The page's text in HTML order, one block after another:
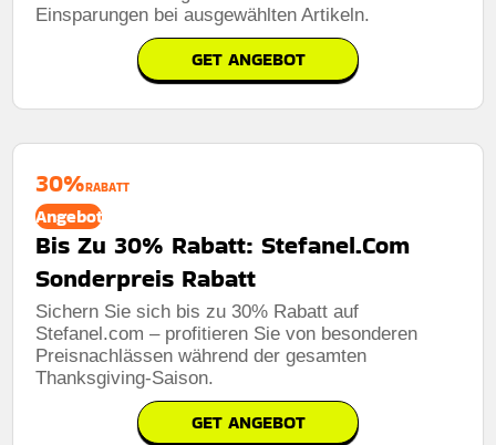
Einsparungen bei ausgewählten Artikeln.
GET ANGEBOT
30%RABATT
Angebot
Bis Zu 30% Rabatt: Stefanel.Com
Sonderpreis Rabatt
Sichern Sie sich bis zu 30% Rabatt auf
Stefanel.com – profitieren Sie von besonderen
Preisnachlässen während der gesamten
Thanksgiving-Saison.
GET ANGEBOT